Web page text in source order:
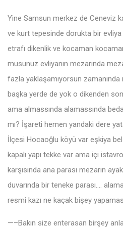
Yine Samsun merkez de Ceneviz
ve kurt tepesinde dorukta bir
etrafı dikenlik ve kocaman
musunuz evliyanın mezarında
fazla yaklaşamıyorsun
başka yerde de yok o dikenden
ama almassında alamassında
mı? İşareti hemen yandaki dere
İlçesi Hocaoğlu köyü var eşkiya
kapalı yapı tekke var ama içi
karşısında ana parası mezarın
duvarında bir teneke parası….
resmi kazı ne kaçak bişey
—–Bakın size enterasan birşey